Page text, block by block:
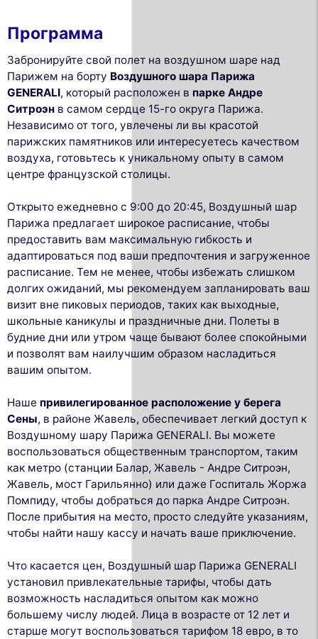
Программа
Забронируйте свой полет на воздушном шаре над
Парижем на борту Воздушного шара Парижа
GENERALI, который расположен в парке Андре
Ситроэн в самом сердце 15-го округа Парижа.
Независимо от того, увлечены ли вы красотой
парижских памятников или интересуетесь качеством
воздуха, готовьтесь к уникальному опыту в самом
центре французской столицы.
Открыто ежедневно с 9:00 до 20:45, Воздушный шар
Парижа предлагает широкое расписание, чтобы
предоставить вам максимальную гибкость и
адаптироваться под ваши предпочтения и загруженное
расписание. Тем не менее, чтобы избежать слишком
долгих ожиданий, мы рекомендуем запланировать ваш
визит вне пиковых периодов, таких как выходные,
школьные каникулы и праздничные дни. Полеты в
будние дни или утром чаще бывают более спокойными
и позволят вам наилучшим образом насладиться
вашим опытом.
Наше привилегированное расположение у берега
Сены, в районе Жавель, обеспечивает легкий доступ к
Воздушному шару Парижа GENERALI. Вы можете
воспользоваться общественным транспортом, таким
как метро (станции Балар, Жавель - Андре Ситроэн,
Жавель, мост Гарильянно) или даже Госпиталь Жоржа
Помпиду, чтобы добраться до парка Андре Ситроэн.
После прибытия на место, просто следуйте указаниям,
чтобы найти нашу кассу и начать ваше приключение.
Что касается цен, Воздушный шар Парижа GENERALI
установил привлекательные тарифы, чтобы дать
возможность насладиться опытом как можно
большему числу людей. Лица в возрасте от 12 лет и
старше могут воспользоваться тарифом 18 евро, в то